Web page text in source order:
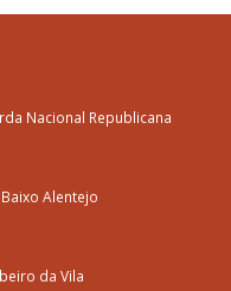
Nacional Republicana
Alentejo
da Vila